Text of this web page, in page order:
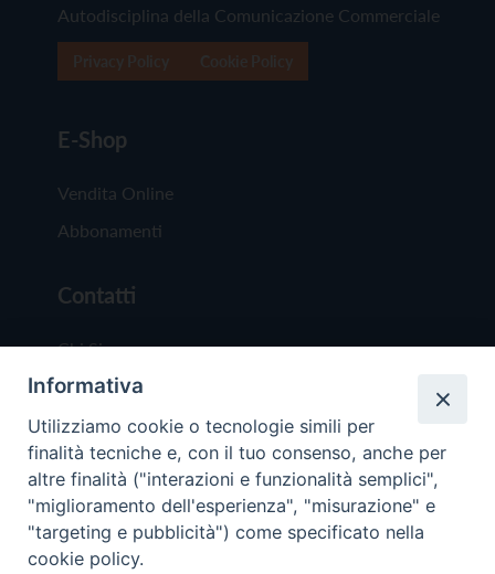
Autodisciplina della Comunicazione Commerciale
E-Shop
Vendita Online
Abbonamenti
Contatti
Chi Siamo
Redazione
Scrivici
Copyright © 2019 - Tutti i diritti riservati - Vita
Informativa
Utilizziamo cookie o tecnologie simili per
finalità tecniche e, con il tuo consenso, anche per
altre finalità ("interazioni e funzionalità semplici",
"miglioramento dell'esperienza", "misurazione" e
"targeting e pubblicità") come specificato nella
cookie policy.